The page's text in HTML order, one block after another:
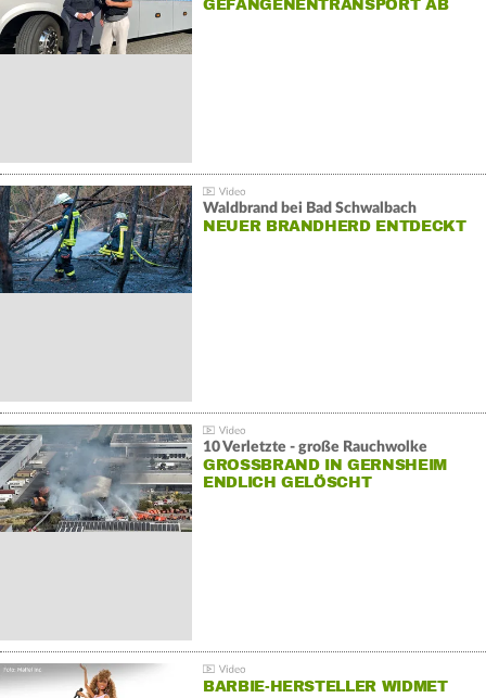
GEFANGENENTRANSPORT AB
Waldbrand bei Bad Schwalbach
NEUER BRANDHERD ENTDECKT
10 Verletzte - große Rauchwolke
GROSSBRAND IN GERNSHEIM E
NDLICH GELÖSCHT
BARBIE-HERSTELLER WIDMET